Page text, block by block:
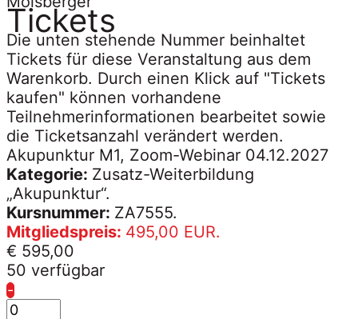
Tickets
Die unten stehende Nummer beinhaltet
Tickets für diese Veranstaltung aus dem
Warenkorb. Durch einen Klick auf "Tickets
kaufen" können vorhandene
Teilnehmerinformationen bearbeitet sowie
die Ticketsanzahl verändert werden.
Akupunktur M1, Zoom-Webinar 04.12.2027
Kategorie: Zusatz-Weiterbildung
„Akupunktur“.
Kursnummer: ZA7555.
Mitgliedspreis: 495,00 EUR.
€ 595,00
50 verfügbar
-
Anzahl